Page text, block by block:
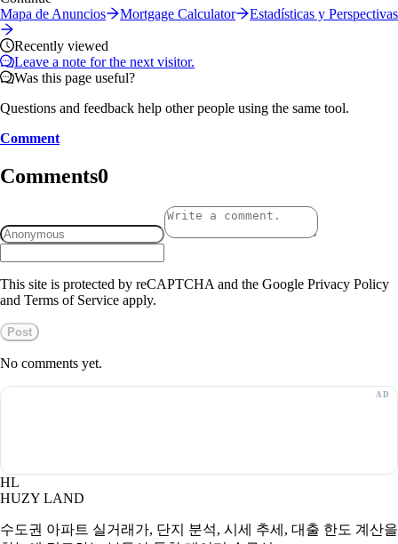
Mapa de Anuncios
Mortgage Calculator Estadísticas y Perspectivas
Recently viewed
Leave a note for the next visitor.
Was this page useful?
Questions and feedback help other people using the same tool.
Comment
Comments0
This site is protected by reCAPTCHA and the Google Privacy Policy
and Terms of Service apply.
Post
No comments yet.
HL
HUZY LAND
수도권 아파트 실거래가, 단지 분석, 시세 추세, 대출 한도 계산을